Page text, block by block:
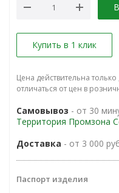
Купить в 1 клик
Цена действительна
отличаться от цен в
Самовывоз - от 30
Территория Промзона
Доставка - от 3 000
Паспорт изделия